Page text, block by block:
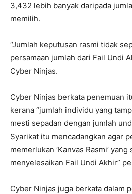
3,432 lebih banyak daripada
memilih.
“Jumlah keputusan rasmi tidak
persamaan jumlah dari Fail Undi
Cyber ​​Ninjas.
Cyber ​​Ninjas berkata penemuan
kerana “jumlah individu yang
mesti sepadan dengan jumlah
Syarikat itu mencadangkan agar
memerlukan ‘Kanvas Rasmi’
menyelesaikan Fail Undi Akhir”
Cyber ​​Ninjas juga berkata dalam